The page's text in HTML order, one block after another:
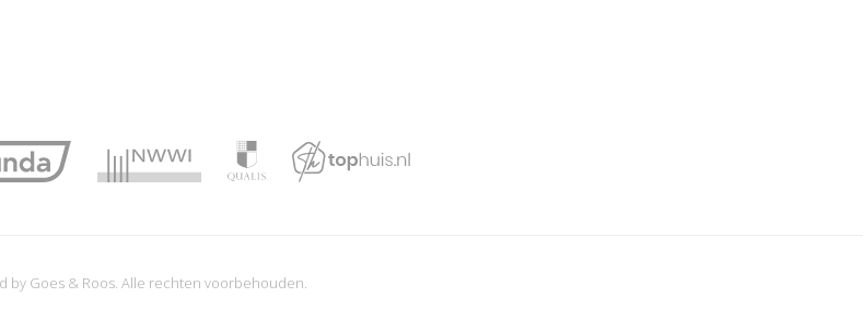
by Goes & Roos. Alle rechten voorbehouden.